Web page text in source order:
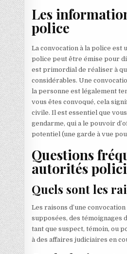
Les
police
La convocation à la police
police peut être émise pour
est primordial de réaliser à
considérables. Une
la personne est légalement
vous êtes convoqué, cela
civile. Il est essentiel que
gendarme, qui a le pouvoir
potentiel (une garde à vue
Questions
autorités
Quels sont les
Les raisons d’une
supposées, des témoignages
tant que suspect, témoin, ou
à des affaires judiciaires en